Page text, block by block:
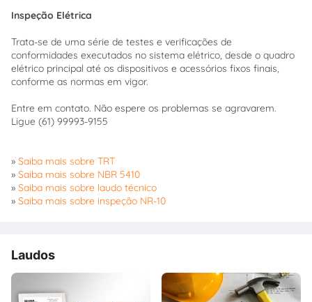
Inspeção Elétrica
Trata-se de uma série de testes e verificações de
conformidades executados no sistema elétrico, desde o quadro
elétrico principal até os dispositivos e acessórios fixos finais,
conforme as normas em vigor.
Entre em contato. Não espere os problemas se agravarem.
Ligue (61) 99993-9155
» Saiba mais sobre TRT
» Saiba mais sobre NBR 5410
» Saiba mais sobre laudo técnico
» Saiba mais sobre inspeção NR-10
Laudos